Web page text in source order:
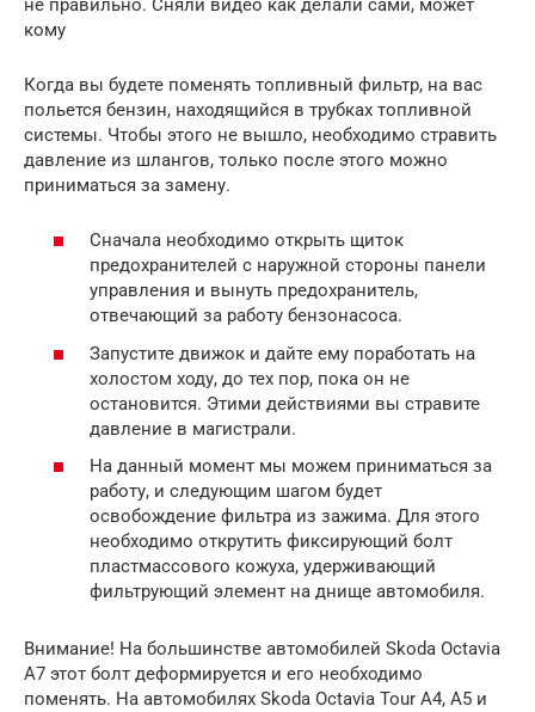
кому
Когда вы будете поменять топливный фильтр, на вас
польется бензин, находящийся в трубках топливной
системы. Чтобы этого не вышло, необходимо стравить
давление из шлангов, только после этого можно
приниматься за замену.
Сначала необходимо открыть щиток
предохранителей с наружной стороны панели
управления и вынуть предохранитель,
отвечающий за работу бензонасоса.
Запустите движок и дайте ему поработать на
холостом ходу, до тех пор, пока он не
остановится. Этими действиями вы стравите
давление в магистрали.
На данный момент мы можем приниматься за
работу, и следующим шагом будет
освобождение фильтра из зажима. Для этого
необходимо открутить фиксирующий болт
пластмассового кожуха, удерживающий
фильтрующий элемент на днище автомобиля.
Внимание! На большинстве автомобилей Skoda Octavia
A7 этот болт деформируется и его необходимо
поменять. На автомобилях Skoda Octavia Tour A4, А5 и